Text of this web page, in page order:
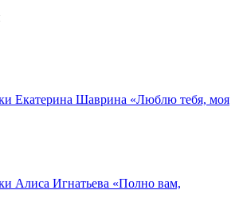
Екатерина Шаврина «Люблю тебя, моя
Алиса Игнатьева «Полно вам,